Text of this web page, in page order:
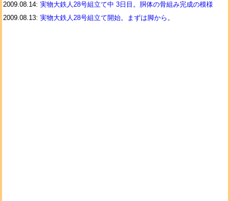
2009.08.14: 実物大鉄人28号組立て中 3日目。胴体の骨組み完成の模様
2009.08.13: 実物大鉄人28号組立て開始。まずは脚から。